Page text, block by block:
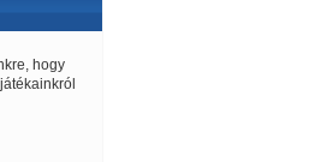
hogy